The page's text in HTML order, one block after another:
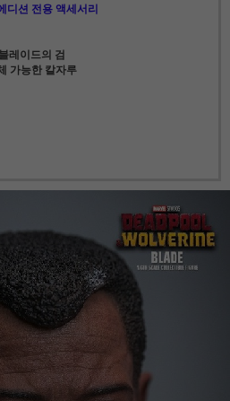
디션 전용 액세서리
레이드의 검
가능한 칼자루